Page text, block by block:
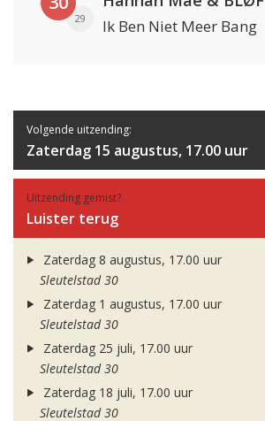
29 Ik Ben Niet Meer Bang
Volgende uitzending:
Zaterdag 15 augustus, 17.00 uur
Uitzending gemist?
Luister terug
Zaterdag 8 augustus, 17.00 uur
Sleutelstad 30
Zaterdag 1 augustus, 17.00 uur
Sleutelstad 30
Zaterdag 25 juli, 17.00 uur
Sleutelstad 30
Zaterdag 18 juli, 17.00 uur
Sleutelstad 30